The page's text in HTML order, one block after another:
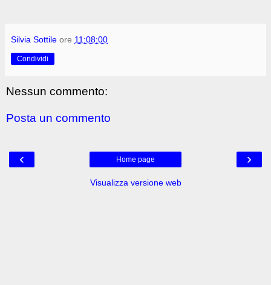
Silvia Sottile ore 11:08:00
Condividi
Nessun commento:
Posta un commento
‹ ›
Home page
Visualizza versione web